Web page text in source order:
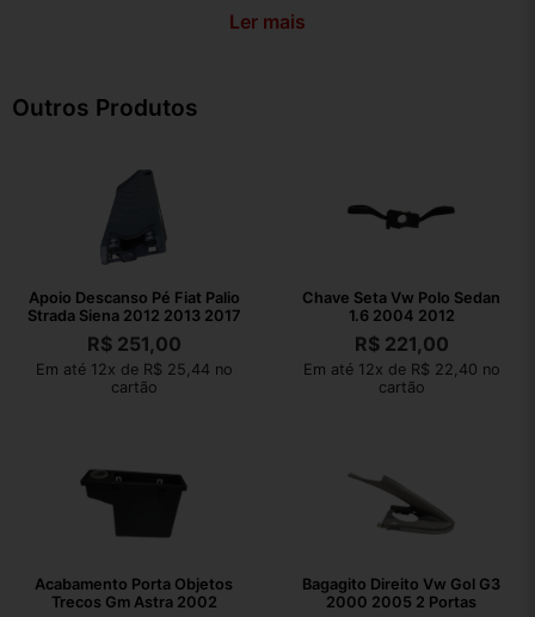
Ler mais
Outros Produtos
Apoio Descanso Pé Fiat Palio
Strada Siena 2012 2013 2017
R$251,00
Em até 12x de R$ 25,44 no
cartão
Chave Seta Vw Polo Sedan
1.6 2004 2012
R$221,00
Em até 12x de R$ 22,40 no
cartão
Acabamento Porta Objetos
Trecos Gm Astra 2002
Bagagito Direito Vw Gol G3
2000 2005 2 Portas